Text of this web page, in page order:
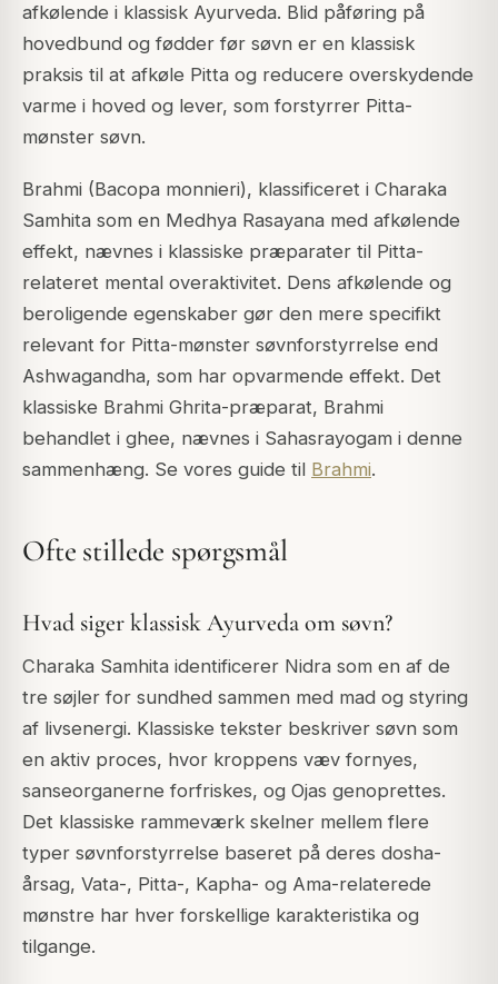
afkølende i klassisk Ayurveda. Blid påføring på
hovedbund og fødder før søvn er en klassisk
praksis til at afkøle Pitta og reducere overskydende
varme i hoved og lever, som forstyrrer Pitta-
mønster søvn.
Brahmi (Bacopa monnieri), klassificeret i Charaka
Samhita som en Medhya Rasayana med afkølende
effekt, nævnes i klassiske præparater til Pitta-
relateret mental overaktivitet. Dens afkølende og
beroligende egenskaber gør den mere specifikt
relevant for Pitta-mønster søvnforstyrrelse end
Ashwagandha, som har opvarmende effekt. Det
klassiske Brahmi Ghrita-præparat, Brahmi
behandlet i ghee, nævnes i Sahasrayogam i denne
sammenhæng. Se vores guide til Brahmi.
Ofte stillede spørgsmål
Hvad siger klassisk Ayurveda om søvn?
Charaka Samhita identificerer Nidra som en af de
tre søjler for sundhed sammen med mad og styring
af livsenergi. Klassiske tekster beskriver søvn som
en aktiv proces, hvor kroppens væv fornyes,
sanseorganerne forfriskes, og Ojas genoprettes.
Det klassiske rammeværk skelner mellem flere
typer søvnforstyrrelse baseret på deres dosha-
årsag, Vata-, Pitta-, Kapha- og Ama-relaterede
mønstre har hver forskellige karakteristika og
tilgange.